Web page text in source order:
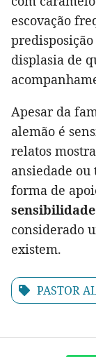
escovação
displasia de
Apesar da
alemão é
relatos
ansiedade ou
forma de
sensibilidade
considerado
existem.
PASTOR